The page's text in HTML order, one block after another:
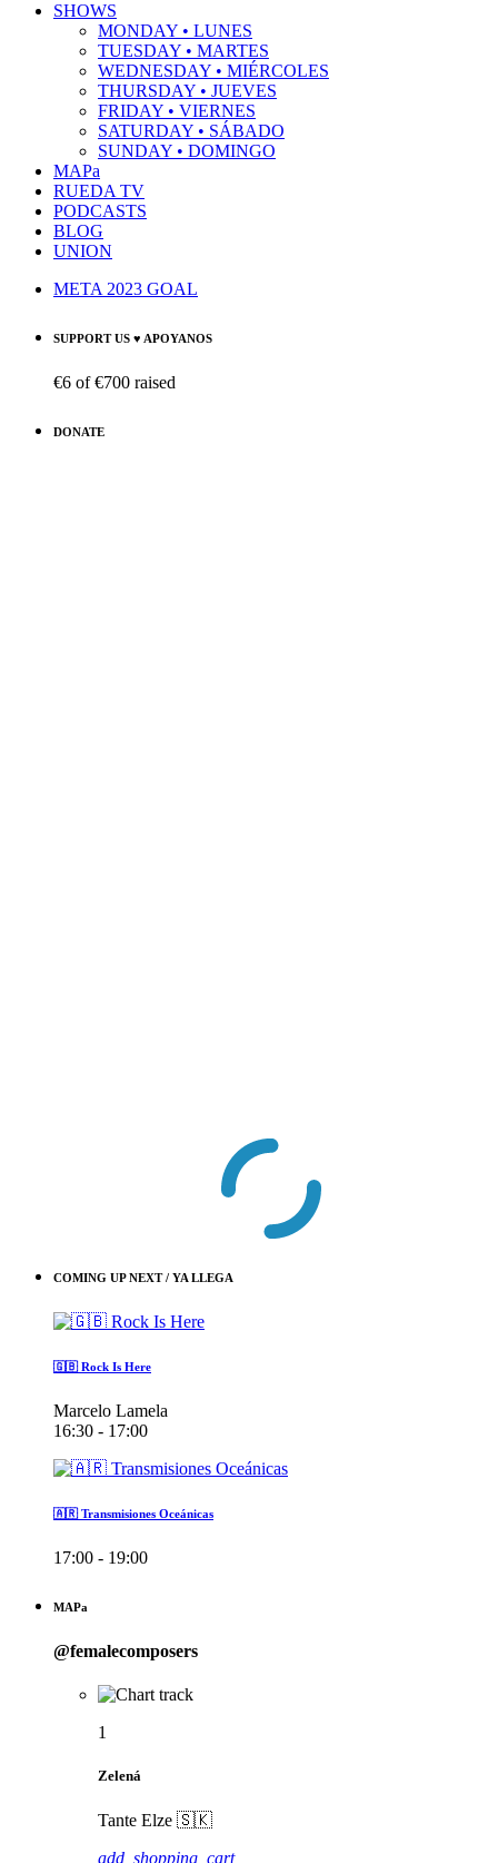
SHOWS
MONDAY • LUNES
TUESDAY • MARTES
WEDNESDAY • MIÉRCOLES
THURSDAY • JUEVES
FRIDAY • VIERNES
SATURDAY • SÁBADO
SUNDAY • DOMINGO
MAPa
RUEDA TV
PODCASTS
BLOG
UNION
META 2023 GOAL
SUPPORT US ♥ APOYANOS
€6 of€700 raised
DONATE
COMING UP NEXT / YA LLEGA
🇬🇧 Rock Is Here
Marcelo Lamela
16:30 - 17:00
🇦🇷 Transmisiones Oceánicas
17:00 - 19:00
MAPa
@femalecomposers
1
Zelená
Tante Elze 🇸🇰
add_shopping_cart